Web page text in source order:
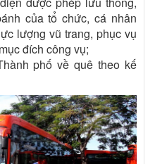
của tổ chức, cá nhân
lượng vũ trang, phục vụ
đích công vụ;
phố về quê theo kế